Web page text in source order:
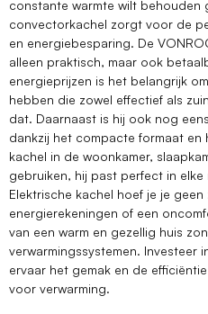
constante warmte wilt behouden
convectorkachel zorgt voor de
en energiebesparing. De
alleen praktisch, maar ook
energieprijzen is het belangrijk
hebben die zowel effectief als
dat. Daarnaast is hij ook nog
dankzij het compacte formaat
kachel in de woonkamer,
gebruiken, hij past perfect in elke
Elektrische kachel hoef je je
energierekeningen of een
van een warm en gezellig huis
verwarmingssystemen. Investeer
ervaar het gemak en de
voor verwarming.